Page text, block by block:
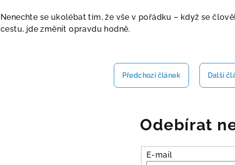
Nenechte se ukolébat tím, že vše v pořádku – když se
cestu, jde změnit opravdu hodně.
Předchozí článek Další
Odebírat
E-mail